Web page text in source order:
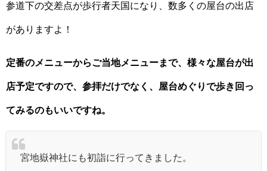
参道下の交差点が歩行者天国になり、数多くの屋台の出店
がありますよ！
定番のメニューからご当地メニューまで、様々な屋台が出
店予定ですので、参拝だけでなく、屋台めぐりで歩き回っ
てみるのもいいですね。
宮地嶽神社にも初詣に行ってきました。